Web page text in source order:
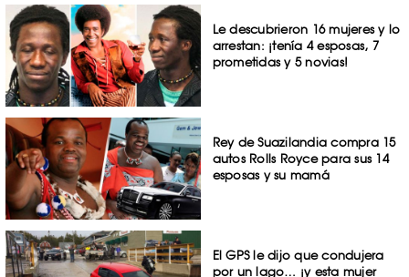
Le descubrieron 16 mujeres y lo
arrestan: ¡tenía 4 esposas, 7
prometidas y 5 novias!
Rey de Suazilandia compra 15
autos Rolls Royce para sus 14
esposas y su mamá
El GPS le dijo que condujera
por un lago… ¡y esta mujer